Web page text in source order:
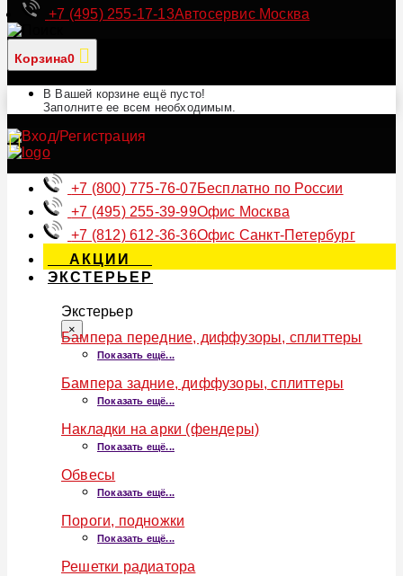
+7 (495) 255-17-13Автосервис Москва
Корзина0
В Вашей корзине ещё пусто!
Заполните ее всем необходимым.
+7 (800) 775-76-07Бесплатно по России
+7 (495) 255-39-99Офис Москва
+7 (812) 612-36-36Офис Санкт-Петербург
АКЦИИ
ЭКСТЕРЬЕР
Экстерьер
×
Бампера передние, диффузоры, сплиттеры
Показать ещё...
Бампера задние, диффузоры, сплиттеры
Показать ещё...
Накладки на арки (фендеры)
Показать ещё...
Обвесы
Показать ещё...
Пороги, подножки
Показать ещё...
Решетки радиатора